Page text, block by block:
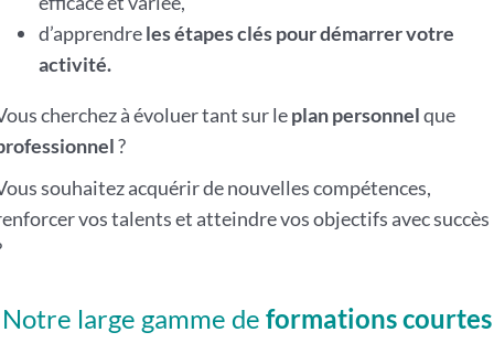
d’apprendreles étapes clés pour démarrer votre
activité.
cherchez à évoluer tant sur leplan personnelque
?
souhaitez acquérir de nouvelles compétences,
vos talents et atteindre vos objectifs avec succès
Notre large gamme de formations courtes